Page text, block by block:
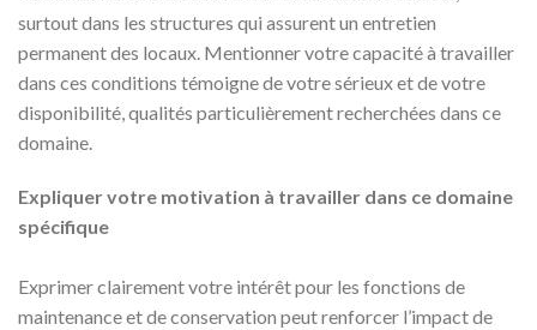
surtout dans les structures qui assurent un entretien
permanent des locaux. Mentionner votre capacité à travailler
dans ces conditions témoigne de votre sérieux et de votre
disponibilité, qualités particulièrement recherchées dans ce
domaine.
Expliquer votre motivation à travailler dans ce domaine
spécifique
Exprimer clairement votre intérêt pour les fonctions de
maintenance et de conservation peut renforcer l’impact de